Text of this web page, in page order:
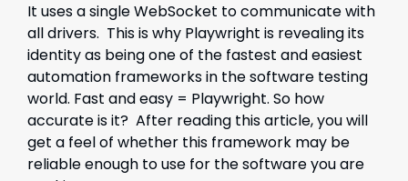
It uses a single WebSocket to communicate with
all drivers. This is why Playwright is revealing its
identity as being one of the fastest and easiest
automation frameworks in the software testing
world. Fast and easy = Playwright. So how
accurate is it? After reading this article, you will
get a feel of whether this framework may be
reliable enough to use for the software you are